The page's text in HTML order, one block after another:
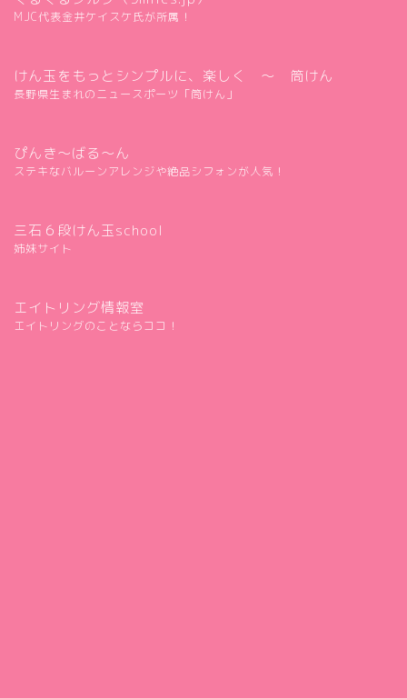
MJC代表金井ケイスケ氏が所属！
けん玉をもっとシンプルに、楽しく ～ 筒けん
長野県生まれのニュースポーツ「筒けん」
ぴんき～ばる～ん
ステキなバルーンアレンジや絶品シフォンが人気！
三石６段けん玉school
姉妹サイト
エイトリング情報室
エイトリングのことならココ！